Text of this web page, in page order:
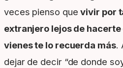
veces pienso quevivir por
extranjero lejos de
vienes te lo recuerda más.
dejar de decir “de donde